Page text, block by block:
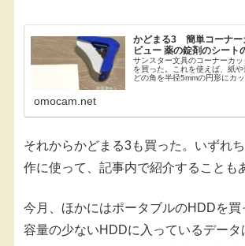
かどまる3 簡単コーナー
ビュー 薬の錠剤のシート
サンスター文具のコーナーカッ
を買った。これを使えば、紙
どの角を半径5mmの円形にカ
パッケージAmazonでは「かど
omocam.net
それからかどまる3も買った。いずれ
作に使って、記事内で紹介することも
今月、ほかにはポータブルのHDDを買
容量の少ないHDDに入っているデータ